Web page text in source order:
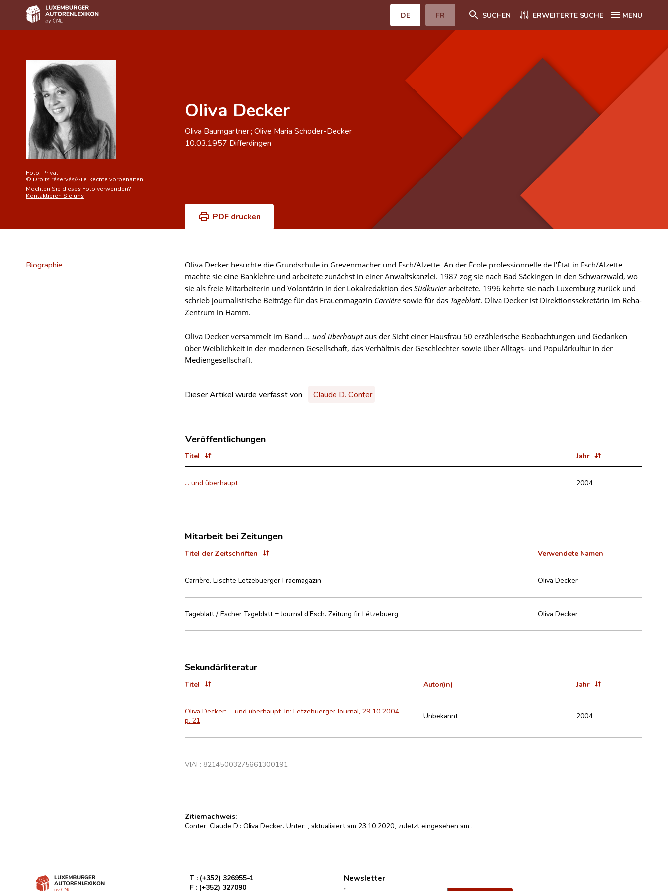
DE FR SUCHEN ERWEITERTE SUCHE MENU
Autor(inn)en A-Z
Erweiterte Suche
Häufige Fragen und Antworten
CNL
Forschungsgruppe
Kontakt
Foto: Privat
© Droits réservés/Alle Rechte vorbehalten
Möchten Sie dieses Foto verwenden?
Kontaktieren Sie uns
Oliva Decker
Oliva Baumgartner ; Olive Maria Schoder-Decker
10.03.1957 Differdingen
PDF drucken
Biographie
Oliva Decker besuchte die Grundschule in Grevenmacher und Esch/Alzette. An der École professionnelle de l'État in Esch/Alzette
machte sie eine Banklehre und arbeitete zunächst in einer Anwaltskanzlei. 1987 zog sie nach Bad Säckingen in den Schwarzwald, wo
sie als freie Mitarbeiterin und Volontärin in der Lokalredaktion des Südkurierarbeitete. 1996 kehrte sie nach Luxemburg zurück und
schrieb journalistische Beiträge für das Frauenmagazin Carrière sowie für das Tageblatt. Oliva Decker ist Direktionssekretärin im Reha-
Zentrum in Hamm.
Oliva Decker versammelt im Band ... und überhauptaus der Sicht einer Hausfrau 50 erzählerische Beobachtungen und Gedanken
über Weiblichkeit in der modernen Gesellschaft, das Verhältnis der Geschlechter sowie über Alltags- und Populärkultur in der
Mediengesellschaft.
Dieser Artikel wurde verfasst von Claude D. Conter
Veröffentlichungen
Titel Jahr
… und überhaupt 2004
Mitarbeit bei Zeitungen
Titel der Zeitschriften Verwendete Namen
Carrière. Eischte Lëtzebuerger Fraëmagazin Oliva Decker
Tageblatt / Escher Tageblatt = Journal d'Esch. Zeitung fir Lëtzebuerg Oliva Decker
Sekundärliteratur
Titel Autor(in) Jahr
Oliva Decker: … und überhaupt. In: Lëtzebuerger Journal, 29.10.2004,
p. 21
Unbekannt 2004
VIAF: 82145003275661300191
Zitiernachweis:
Conter, Claude D.: Oliva Decker. Unter: , aktualisiert am 23.10.2020, zuletzt eingesehen am .
T : (+352) 326955-1
F : (+352) 327090
Newsletter